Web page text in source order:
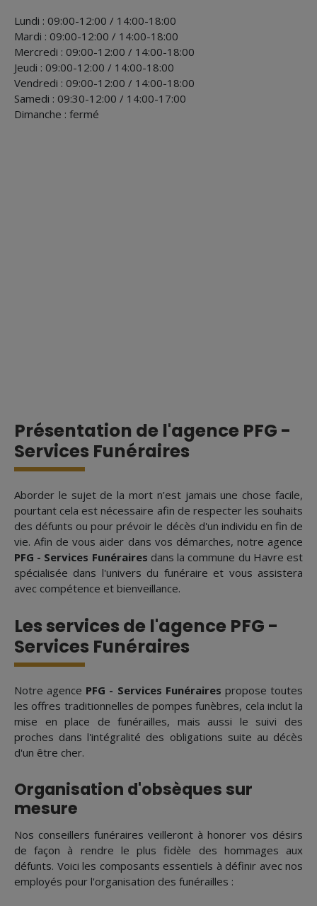
Lundi : 09:00-12:00 / 14:00-18:00
Mardi : 09:00-12:00 / 14:00-18:00
Mercredi : 09:00-12:00 / 14:00-18:00
Jeudi : 09:00-12:00 / 14:00-18:00
Vendredi : 09:00-12:00 / 14:00-18:00
Samedi : 09:30-12:00 / 14:00-17:00
Dimanche : fermé
Présentation de l'agence PFG -
Services Funéraires
Aborder le sujet de la mort n’est jamais une chose facile,
pourtant cela est nécessaire afin de respecter les souhaits
des défunts ou pour prévoir le décès d'un individu en fin de
vie. Afin de vous aider dans vos démarches, notre agence
PFG - Services Funéraires dans la commune du Havre est
spécialisée dans l'univers du funéraire et vous assistera
avec compétence et bienveillance.
Les services de l'agence PFG -
Services Funéraires
Notre agence PFG - Services Funéraires propose toutes
les offres traditionnelles de pompes funèbres, cela inclut la
mise en place de funérailles, mais aussi le suivi des
proches dans l'intégralité des obligations suite au décès
d'un être cher.
Organisation d'obsèques sur
mesure
Nos conseillers funéraires veilleront à honorer vos désirs
de façon à rendre le plus fidèle des hommages aux
défunts. Voici les composants essentiels à définir avec nos
employés pour l'organisation des funérailles :